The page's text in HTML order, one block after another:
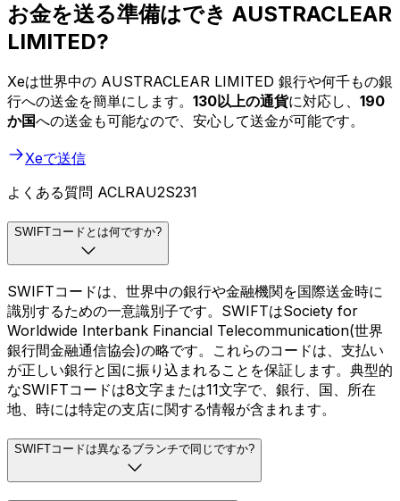
お金を送る準備はでき AUSTRACLEAR
LIMITED?
Xeは世界中の AUSTRACLEAR LIMITED 銀行や何千もの銀
行への送金を簡単にします。 130以上の通貨に対応し、 190
か国への送金も可能なので、安心して送金が可能です。
Xeで送信
よくある質問 ACLRAU2S231
SWIFTコードとは何ですか?
SWIFTコードは、世界中の銀行や金融機関を国際送金時に
識別するための一意識別子です。SWIFTはSociety for
Worldwide Interbank Financial Telecommunication(世界
銀行間金融通信協会)の略です。これらのコードは、支払い
が正しい銀行と国に振り込まれることを保証します。典型的
なSWIFTコードは8文字または11文字で、銀行、国、所在
地、時には特定の支店に関する情報が含まれます。
SWIFTコードは異なるブランチで同じですか?